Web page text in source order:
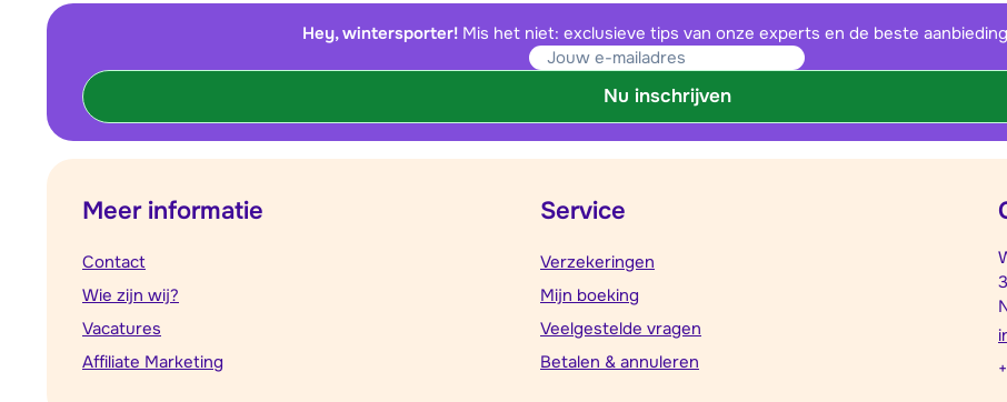
Hey, wintersporter! Mis het niet: exclusieve tips van onze experts en de beste
Nu inschrijven
Meer informatie
Contact
Wie zijn wij?
Vacatures
Affiliate Marketing
Service
Verzekeringen
Mijn boeking
Veelgestelde vragen
Betalen & annuleren